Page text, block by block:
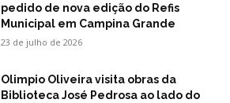
pedido de nova edição do Refis
Municipal em Campina Grande
23 de julho de 2026
Olimpio Oliveira visita obras da
Biblioteca José Pedrosa ao lado do